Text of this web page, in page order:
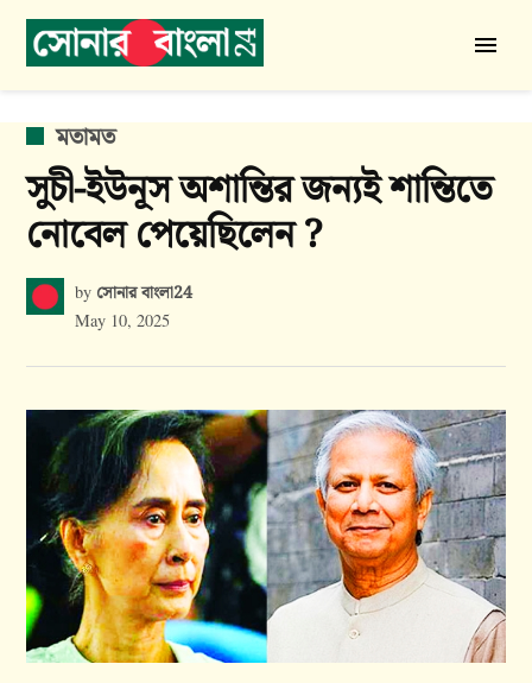
Skip
বাংলা
24
POSTED
IN
মতামত
সুচী-ইউনূস অশান্তির জন্যই শান্তিতে
নোবেল পেয়েছিলেন ?
by সোনার বাংলা24
May 10, 2025